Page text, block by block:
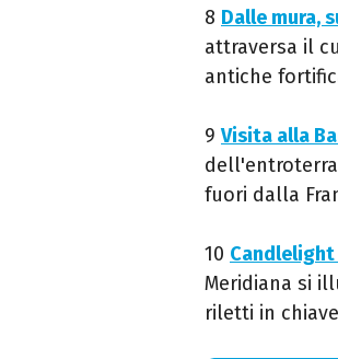
8 Dalle mura,
attraversa il
antiche
9Visita alla
fuori dalla
10
Meridiana si
riletti in